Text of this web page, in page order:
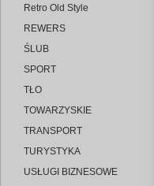
Retro Old Style
REWERS
ŚLUB
SPORT
TŁO
TOWARZYSKIE
TRANSPORT
TURYSTYKA
USŁUGI BIZNESOWE